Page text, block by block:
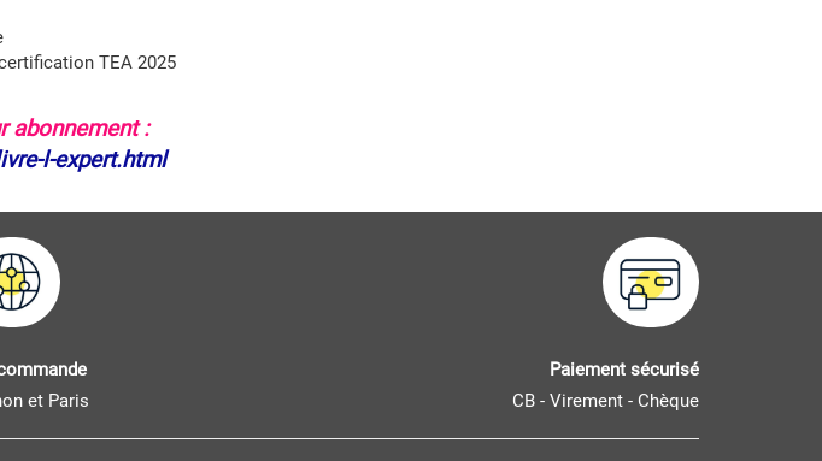
TEA 2025
abonnement :
l-expert.html
et Paris
Paiement sécurisé
CB - Virement - Chèque